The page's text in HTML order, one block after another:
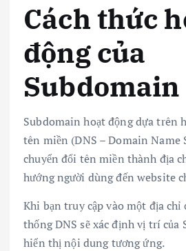
Cách thức
động của
Subdomain
Subdomain hoạt động dựa trên
tên miền (DNS – Domain Name
chuyển đổi tên miền thành địa
hướng người dùng đến website
Khi bạn truy cập vào một địa chỉ
thống DNS sẽ xác định vị trí của
hiển thị nội dung tương ứng.